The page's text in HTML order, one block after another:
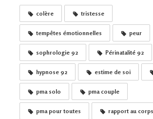
colère tristesse
tempêtes émotionnelles peur
sophrologie 92 Périnatalité 92
hypnose 92 estime de soi
pma solo pma couple
pma pour toutes rapport au corps